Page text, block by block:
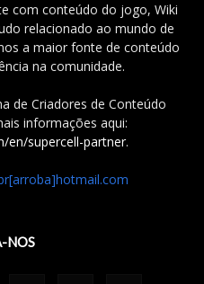
com conteúdo do jogo, Wiki
relacionado ao mundo de
a maior fonte de conteúdo
na comunidade.
de Criadores de Conteúdo
informações aqui:
en/supercell-partner.
NOS